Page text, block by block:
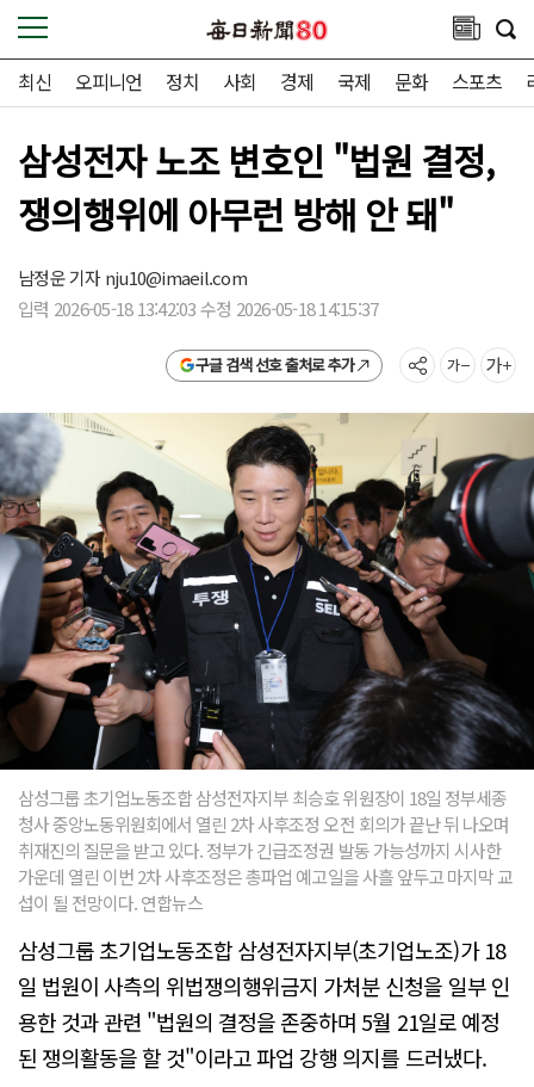
최신 오피니언 정치 사회 경제 국제 문화 스포츠
삼성전자 노조 변호인 "법원 결정,
쟁의행위에 아무런 방해 안 돼"
남정운 기자nju10@imaeil.com
입력 2026-05-18 13:42:03 수정 2026-05-18 14:15:37
구글 검색 선호 출처로 추가
삼성그룹 초기업노동조합 삼성전자지부 최승호 위원장이 18일 정부세종
청사 중앙노동위원회에서 열린 2차 사후조정 오전 회의가 끝난 뒤 나오며
취재진의 질문을 받고 있다. 정부가 긴급조정권 발동 가능성까지 시사한
가운데 열린 이번 2차 사후조정은 총파업 예고일을 사흘 앞두고 마지막 교
섭이 될 전망이다. 연합뉴스
삼성그룹 초기업노동조합 삼성전자지부(초기업노조)가 18
일 법원이 사측의 위법쟁의행위금지 가처분 신청을 일부 인
용한 것과 관련 "법원의 결정을 존중하며 5월 21일로 예정
된 쟁의활동을 할 것"이라고 파업 강행 의지를 드러냈다.